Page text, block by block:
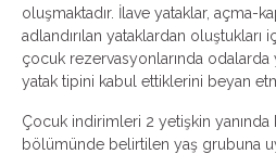
oluşmaktadır. İlave yataklar, açma-
adlandırılan yataklardan oluştukları
çocuk rezervasyonlarında odalarda
yatak tipini kabul ettiklerini beyan
Çocuk indirimleri 2 yetişkin yanında
bölümünde belirtilen yaş grubuna